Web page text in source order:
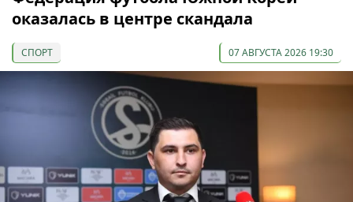
оказалась в центре скандала
СПОРТ 07 АВГУСТА 2026 19:30